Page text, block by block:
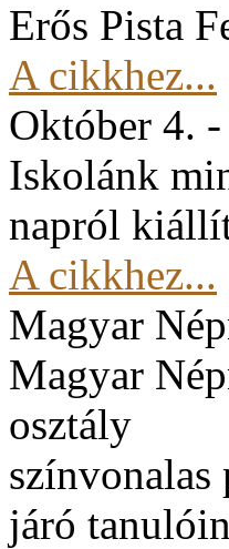
Erős Pista
A cikkhez...
Október 4.
Iskolánk
napról
A cikkhez...
Magyar
Magyar
osztály
színvonalas
járó